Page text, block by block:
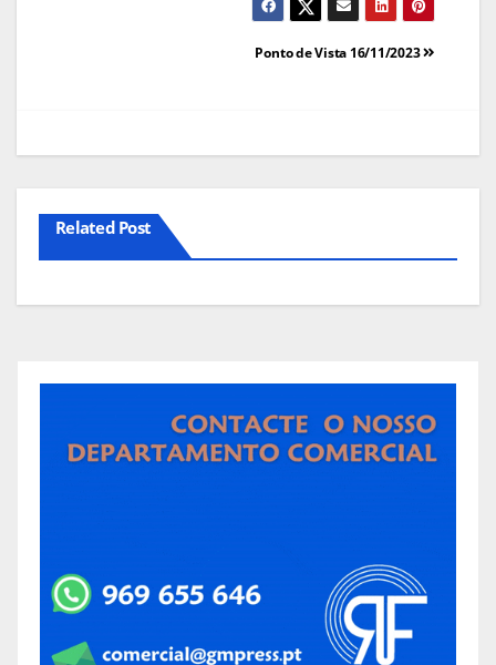
Ponto de Vista 16/11/2023
Related Post